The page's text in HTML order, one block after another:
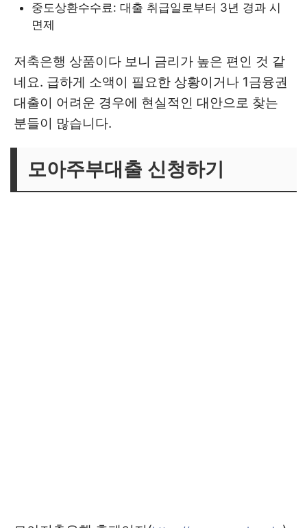
중도상환수수료: 대출 취급일로부터 3년 경과 시
면제
저축은행 상품이다 보니 금리가 높은 편인 것 같
네요. 급하게 소액이 필요한 상황이거나 1금융권
대출이 어려운 경우에 현실적인 대안으로 찾는
분들이 많습니다.
모아주부대출 신청하기